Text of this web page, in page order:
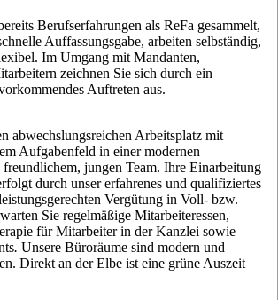
Berufserfahrungen als ReFa gesammelt,
Auffassungsgabe, arbeiten selbständig,
Im Umgang mit Mandanten,
zeichnen Sie sich durch ein
Auftreten aus.
abwechslungsreichen Arbeitsplatz mit
Aufgabenfeld in einer modernen
jungen Team. Ihre Einarbeitung
durch unser erfahrenes und qualifiziertes
Vergütung in Voll- bzw.
Sie regelmäßige Mitarbeiteressen,
für Mitarbeiter in der Kanzlei sowie
. Unsere Büroräume sind modern und
Direkt an der Elbe ist eine grüne Auszeit